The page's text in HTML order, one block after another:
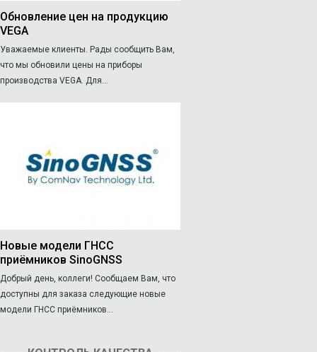
Обновление цен на продукцию
VEGA
Уважаемые клиенты. Рады сообщить Вам,
что мы обновили цены на приборы
производства VEGA. Для...
Новые модели ГНСС
приёмников SinoGNSS
Добрый день, коллеги! Сообщаем Вам, что
доступны для заказа следующие новые
модели ГНСС приёмников...